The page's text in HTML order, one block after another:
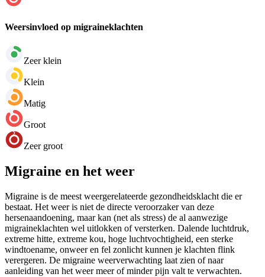
Weersinvloed op migraineklachten
Zeer klein
Klein
Matig
Groot
Zeer groot
Migraine en het weer
Migraine is de meest weergerelateerde gezondheidsklacht die er
bestaat. Het weer is niet de directe veroorzaker van deze
hersenaandoening, maar kan (net als stress) de al aanwezige
migraineklachten wel uitlokken of versterken. Dalende luchtdruk,
extreme hitte, extreme kou, hoge luchtvochtigheid, een sterke
windtoename, onweer en fel zonlicht kunnen je klachten flink
verergeren. De migraine weerverwachting laat zien of naar
aanleiding van het weer meer of minder pijn valt te verwachten.